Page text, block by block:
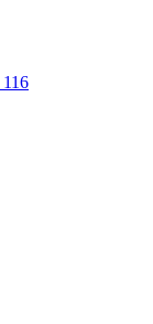
116